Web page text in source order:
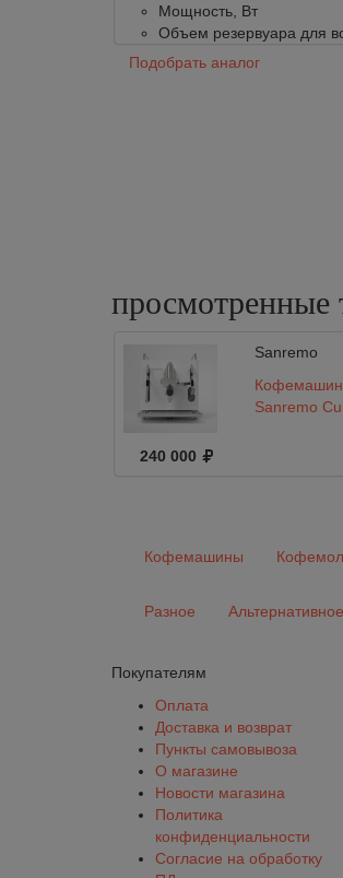
Мощность, Вт
Объем резервуара для
Подобрать аналог
просмотренные
Sanremo
Sanremo
240 000
Кофемашины
Разное
Покупателям
Оплата
Доставка и возврат
Пункты самовывоза
О магазине
Новости магазина
Политика
конфиденциальности
Согласие на обработку